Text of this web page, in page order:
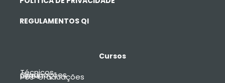
REGULAMENTOS QI
Cursos
Técnicos
Graduações
Livres
Pós-Graduações